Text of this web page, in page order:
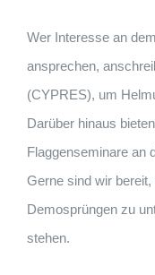
Wer Interesse an
ansprechen,
(CYPRES), um
Darüber hinaus
Flaggenseminare an
Gerne sind wir
Demosprüngen zu
stehen.